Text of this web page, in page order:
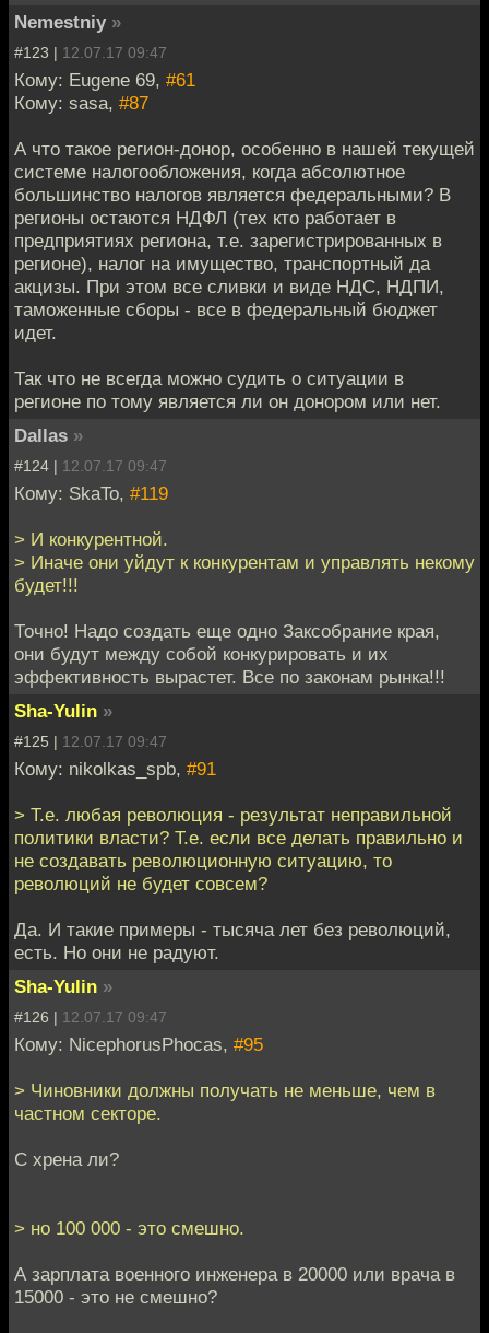
Nemestniy »
#123 | 12.07.17 09:47
Кому: Eugene 69, #61
Кому: sasa, #87
А что такое регион-донор, особенно в нашей текущей
системе налогообложения, когда абсолютное
большинство налогов является федеральными? В
регионы остаются НДФЛ (тех кто работает в
предприятиях региона, т.е. зарегистрированных в
регионе), налог на имущество, транспортный да
акцизы. При этом все сливки и виде НДС, НДПИ,
таможенные сборы - все в федеральный бюджет
идет.
Так что не всегда можно судить о ситуации в
регионе по тому является ли он донором или нет.
Dallas »
#124 | 12.07.17 09:47
Кому: SkaTo, #119
> И конкурентной.
> Иначе они уйдут к конкурентам и управлять некому
будет!!!
Точно! Надо создать еще одно Заксобрание края,
они будут между собой конкурировать и их
эффективность вырастет. Все по законам рынка!!!
Sha-Yulin »
#125 | 12.07.17 09:47
Кому: nikolkas_spb, #91
> Т.е. любая революция - результат неправильной
политики власти? Т.е. если все делать правильно и
не создавать революционную ситуацию, то
революций не будет совсем?
Да. И такие примеры - тысяча лет без революций,
есть. Но они не радуют.
Sha-Yulin »
#126 | 12.07.17 09:47
Кому: NicephorusPhocas, #95
> Чиновники должны получать не меньше, чем в
частном секторе.
С хрена ли?
> но 100 000 - это смешно.
А зарплата военного инженера в 20000 или врача в
15000 - это не смешно?